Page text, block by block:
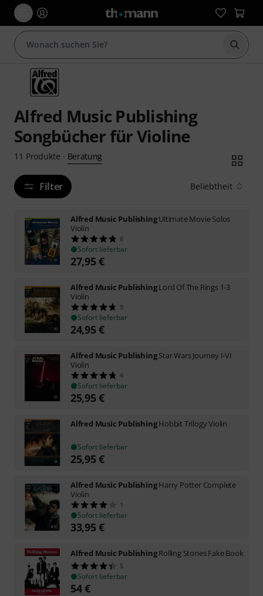
Suche
Alfred Music Publishing
Songbücher für Violine
11 Produkte · Beratung
Filter Beliebtheit
Alfred Music PublishingUltimate Movie Solos
Violin
6
Sofort lieferbar
27,95€
Alfred Music PublishingLord Of The Rings 1-3
Violin
9
Sofort lieferbar
24,95€
Alfred Music PublishingStar Wars Journey I-VI
Violin
4
Sofort lieferbar
25,95€
Alfred Music PublishingHobbit Trilogy Violin
Sofort lieferbar
25,95€
Alfred Music PublishingHarry Potter Complete
Violin
1
Sofort lieferbar
33,95€
Alfred Music PublishingRolling Stones Fake Book
5
Sofort lieferbar
54€